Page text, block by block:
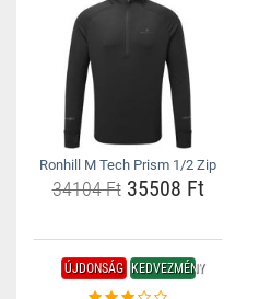
Ronhill M Tech Prism 1/2 Zip
34104 Ft35508 Ft
ÚJDONSÁG KEDVEZMÉNY